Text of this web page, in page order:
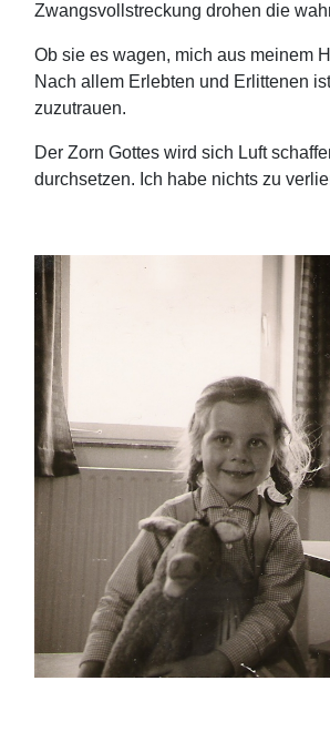
Zwangsvollstreckung drohen die
Ob sie es wagen, mich aus meinem
Nach allem Erlebten und Erlittenen
zuzutrauen.
Der Zorn Gottes wird sich Luft
durchsetzen. Ich habe nichts zu